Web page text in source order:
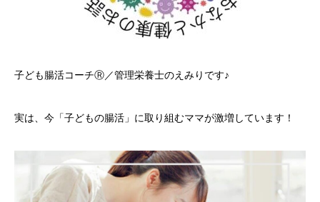
子ども腸活コーチⓇ／管理栄養士のえみりです♪
実は、今「子どもの腸活」に取り組むママが激増しています！